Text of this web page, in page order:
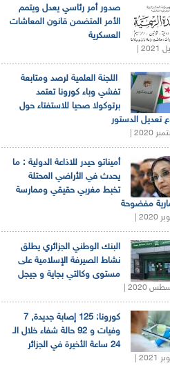
صدور أمر رئاسي يعدل ويتمم
الأمر المتضمن قانون المعاشات
العسكرية
اللجنة العلمية لرصد ومتابعة
تفشي وباء كورونا تعتمد
برتوكولا صحيا للاستفتاء حول
تعديل الدستور
أميناتو حيدر للاذاعة الدولية : ما
يحدث في الأراضي المحتلة
تخبط مغربي حقيقي وممارسة
مفضوحة
البنك الوطني الجزائري يطلق
نشاط الصيرفة الإسلامية على
مستوى وكالتي بجاية و جيجل
كورونا: 125 إصابة جديدة, 7
وفيات و 92 حالة شفاء خلال الـ
24 ساعة الأخيرة في الجزائر